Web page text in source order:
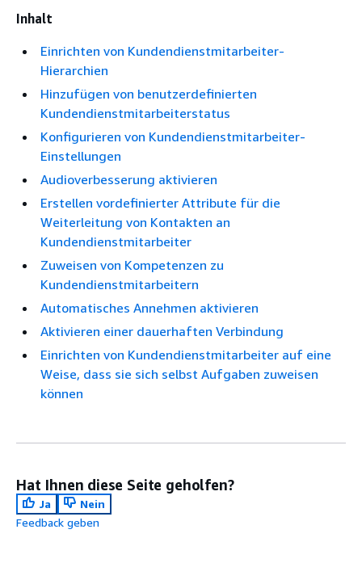
Inhalt
Einrichten von Kundendienstmitarbeiter-
Hierarchien
Hinzufügen von benutzerdefinierten
Kundendienstmitarbeiterstatus
Konfigurieren von Kundendienstmitarbeiter-
Einstellungen
Audioverbesserung aktivieren
Erstellen vordefinierter Attribute für die
Weiterleitung von Kontakten an
Kundendienstmitarbeiter
Zuweisen von Kompetenzen zu
Kundendienstmitarbeitern
Automatisches Annehmen aktivieren
Aktivieren einer dauerhaften Verbindung
Einrichten von Kundendienstmitarbeiter auf eine
Weise, dass sie sich selbst Aufgaben zuweisen
können
Hat Ihnen diese Seite geholfen?
Ja
Nein
Feedback geben